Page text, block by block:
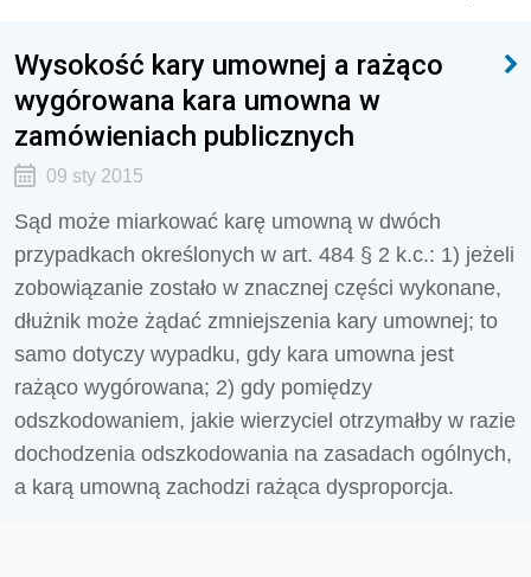
Wysokość kary umownej a rażąco
wygórowana kara umowna w
zamówieniach publicznych
09 sty 2015
Sąd może miarkować karę umowną w dwóch
przypadkach określonych w art. 484 § 2 k.c.: 1) jeżeli
zobowiązanie zostało w znacznej części wykonane,
dłużnik może żądać zmniejszenia kary umownej; to
samo dotyczy wypadku, gdy kara umowna jest
rażąco wygórowana; 2) gdy pomiędzy
odszkodowaniem, jakie wierzyciel otrzymałby w razie
dochodzenia odszkodowania na zasadach ogólnych,
a karą umowną zachodzi rażąca dysproporcja.